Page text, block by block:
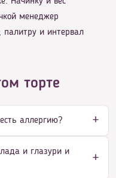
менеджер
палитру и интервал
торте
аллергию?
и глазури и